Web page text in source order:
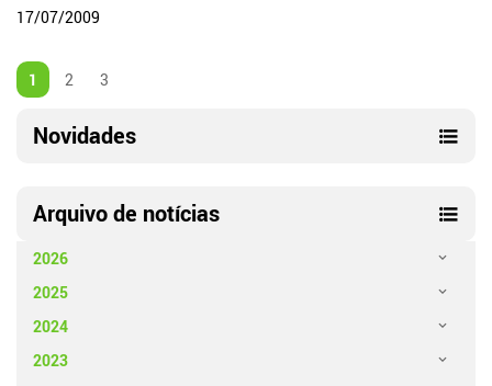
17/07/2009
1 2 3
Novidades
Arquivo de notícias
2026
2025
2024
2023